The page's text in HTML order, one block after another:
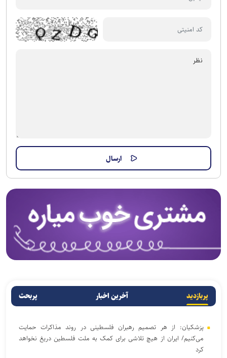
پربازدید آخرین اخبار پربحث
پزشکیان: از هر تصمیم رهبران فلسطینی در روند مذاکرات حمایت
می‌کنیم/ ایران از هیچ تلاشی برای کمک به ملت فلسطین دریغ نخواهد
کرد